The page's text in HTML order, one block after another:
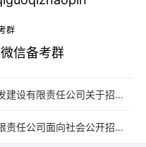
信备考群
2023年雅安蜀天新城开发建设有限责任公司关于招聘工作人员的公告
2023年哈尔滨电机厂有限责任公司面向社会公开招聘中层领导人员2名公告